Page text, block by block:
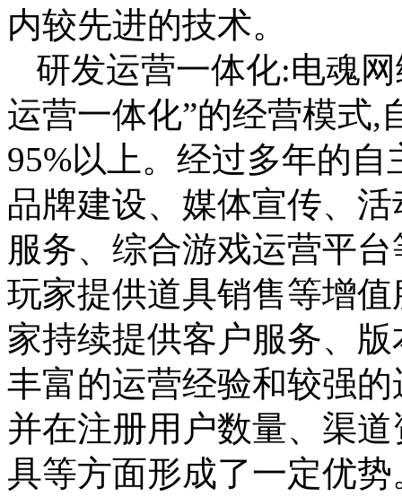
内较先进的技术。
研发运营一体化:电魂
运营一体化”的经营模式,
95%以上。经过多年的
品牌建设、媒体宣传、
服务、综合游戏运营平
玩家提供道具销售等增
家持续提供客户服务、
丰富的运营经验和较强
并在注册用户数量、渠
具等方面形成了一定优势